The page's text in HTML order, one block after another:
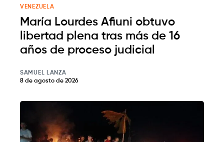
VENEZUELA
María Lourdes Afiuni obtuvo
libertad plena tras más de 16
años de proceso judicial
SAMUEL LANZA
8 de agosto de 2026